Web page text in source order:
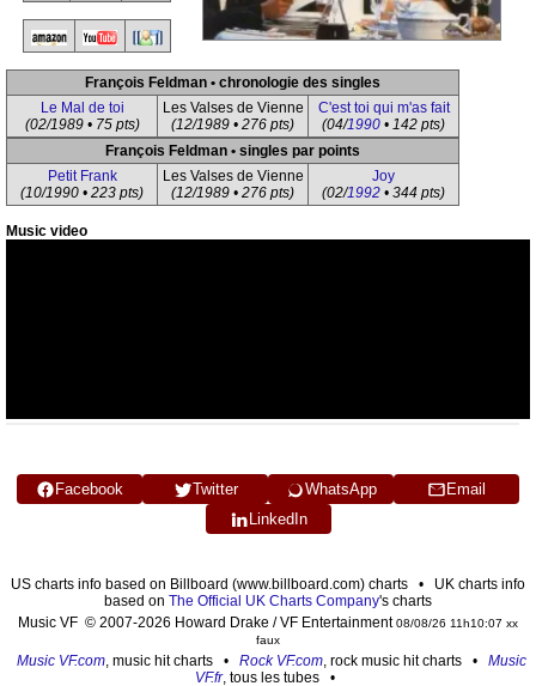
François Feldman • chronologie des singles
Le Mal de toi
(02/1989 • 75 pts)
Les Valses de Vienne
(12/1989 • 276 pts)
C'est toi qui m'as fait
(04/1990 • 142 pts)
François Feldman • singles par points
Petit Frank
(10/1990 • 223 pts)
Les Valses de Vienne
(12/1989 • 276 pts)
Joy
(02/1992 • 344 pts)
Music video
Facebook Twitter WhatsApp
Email
LinkedIn
US charts info based on Billboard (www.billboard.com) charts • UK charts info
based on The Official UK Charts Company's charts
Music VF © 2007-2026 Howard Drake / VF Entertainment08/08/26 11h10:07 xx
faux
Music VF.com, music hit charts • Rock VF.com, rock music hit charts • Music
VF.fr, tous les tubes •